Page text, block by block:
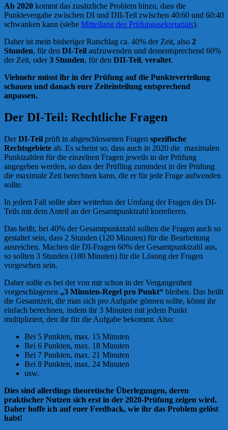
Ab 2020 kommt das zusätzliche Problem hinzu, dass die
Punktevergabe zwischen DI und DII-Teil zwischen 40:60 und 60:40
schwanken kann (siehe Mitteilung des Prüfungssekretariats).
Daher ist mein bisheriger Ratschlag ca. 40% der Zeit, also 2
Stunden, für den DI-Teil aufzuwenden und dementsprechend 60%
der Zeit, oder3 Stunden, für den DII-Teil, veraltet.
Vielmehr müsst ihr in der Prüfung auf die Punkteverteilung
schauen und danach eure Zeiteinteilung entsprechend
anpassen.
Der DI-Teil: Rechtliche Fragen
DerDI-Teil prüft in abgeschlossenen Fragen spezifische
Rechtsgebiete ab. Es scheint so, dass auch in 2020 die maximalen
Punktzahlen für die einzelnen Fragen jeweils in der Prüfung
angegeben werden, so dass der Prüfling zumindest in der Prüfung
die maximale Zeit berechnen kann, die er für jede Frage aufwenden
sollte.
In jedem Fall sollte aber weiterhin der Umfang der Fragen des DI-
Teils mit dem Anteil an der Gesamtpunktzahl korrelieren.
Das heißt, bei 40% der Gesamtpunktzahl sollten die Fragen auch so
gestaltet sein, dass 2 Stunden (120 Minuten) für die Bearbeitung
ausreichen. Machen die DI-Fragen 60% der Gesamtpunktzahl aus,
so sollten 3 Stunden (180 Minuten) für die Lösung der Fragen
vorgesehen sein.
Daher sollte es bei der von mir schon in der Vergangenheit
vorgeschlagenen „3 Minuten-Regel pro Punkt“ bleiben. Das heißt
die Gesamtzeit, die man sich pro Aufgabe gönnen sollte, könnt ihr
einfach berechnen, indem ihr 3 Minuten mit jedem Punkt
multipliziert, den ihr für die Aufgabe bekommt. Also:
Bei 5 Punkten, max. 15 Minuten
Bei 6 Punkten, max. 18 Minuten
Bei 7 Punkten, max. 21 Minuten
Bei 8 Punkten, max. 24 Minuten
usw.
Dies sind allerdings theoretische Überlegungen, deren
praktischer Nutzen sich erst in der 2020-Prüfung zeigen wird.
Daher hoffe ich auf euer Feedback, wie ihr das Problem gelöst
habt!